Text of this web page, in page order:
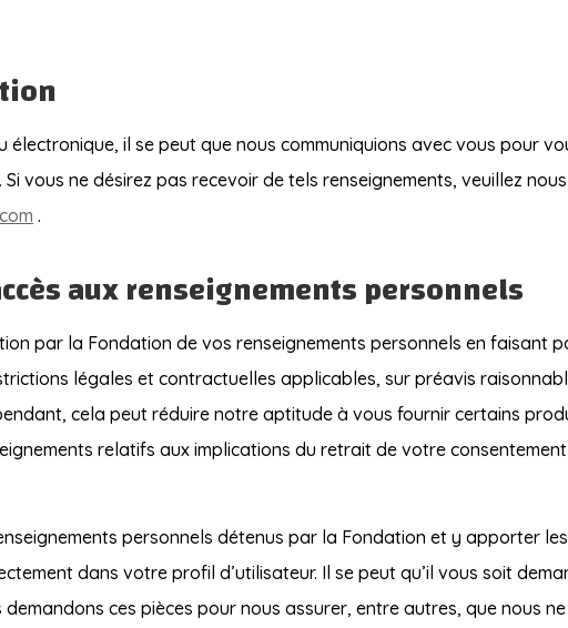
il se peut que nous communiquions avec vous pour
vous ne désirez pas recevoir de tels renseignements, veuillez
.
aux renseignements personnels
par la Fondation de vos renseignements personnels en faisant
légales et contractuelles applicables, sur préavis
cela peut réduire notre aptitude à vous fournir certains
relatifs aux implications du retrait de votre
personnels détenus par la Fondation et y apporter
dans votre profil d’utilisateur. Il se peut qu’il vous soit
ces pièces pour nous assurer, entre autres, que nous